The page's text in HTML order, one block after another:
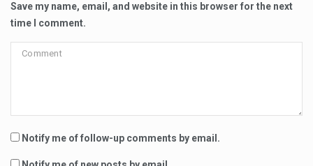
Save my name, email, and website in this browser for the next
time I comment.
Notify me of follow-up comments by email.